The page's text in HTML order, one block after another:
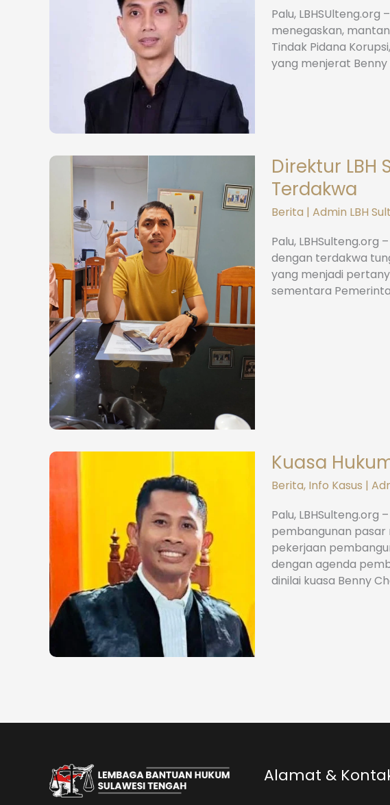
Palu,
menegaskan,
Tindak Pidana
yang menjerat
Direktur
Terdakwa
Berita | Admin LBH
Palu,
dengan terdakwa
yang menjadi
sementara
Kuasa
Berita, Info Kasus |
Palu,
pembangunan pasar
pekerjaan
dengan agenda
dinilai kuasa Benny
Alamat &